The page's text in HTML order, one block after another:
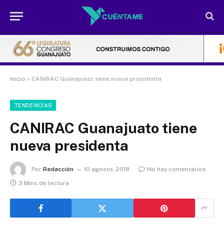
Inicio » CANIRAC Guanajuato tiene nueva presidenta
TENDENCIAS
CANIRAC Guanajuato tiene
nueva presidenta
Por Redacción 10 agosto, 2018
No hay comentarios
3 Mins de lectura